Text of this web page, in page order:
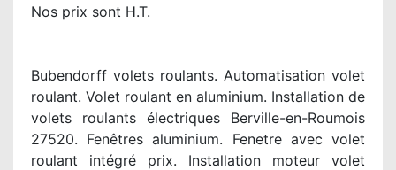
Nos prix sont H.T.
Bubendorff volets roulants. Automatisation volet
roulant. Volet roulant en aluminium. Installation de
volets roulants électriques Berville-en-Roumois
27520. Fenêtres aluminium. Fenetre avec volet
roulant intégré prix. Installation moteur volet